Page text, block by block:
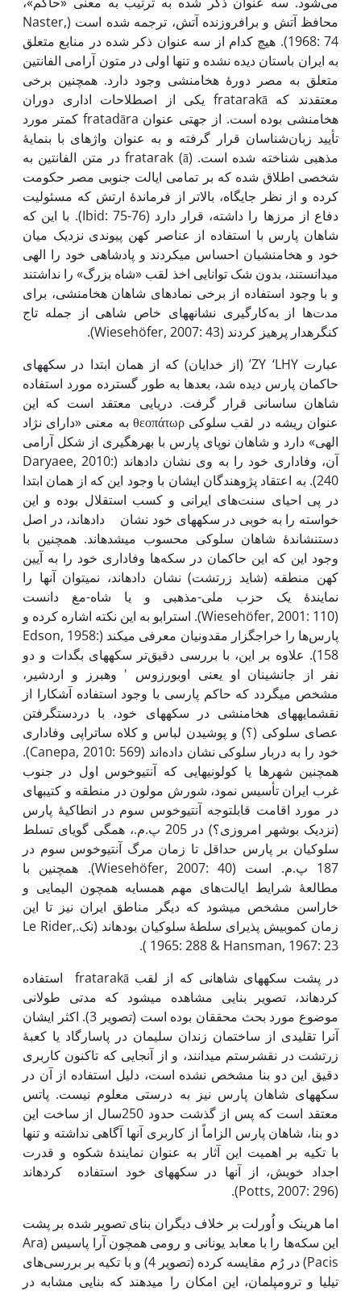
محافظ آتش و برافروزنده آتش، ترجمه شده ­است (Naster,
1968: 74). هیچ کدام از سه عنوان ذکر شده در منابع متعلق
به ایران باستان دیده نشده و تنها اولی در متون آرامی الفانتین
متعلق به مصر دورۀ هخامنشی وجود دارد. همچنین برخی
معتقدند که fratarakā یکی از اصطلاحات اداری دوران
هخامنشی بوده است. از جهتی عنوان fratadāra کمتر مورد
تأیید زبان‌شناسان قرار گرفته و به عنوان واژه­ای با بن­مایۀ
مذهبی شناخته شده است. fratarak (ā) در متن الفانتین به
شخصی اطلاق شده که بر تمامی ایالت جنوبی مصر حکومت
کرده و از نظر جایگاه، بالاتر از فرماندۀ ارتش که مسئولیت
دفاع از مرزها را داشته، قرار دارد (Ibid: 75-76). با این که
شاهان پارس با استفاده از عناصر کهن پیوندی نزدیک میان
خود و هخامنشیان احساس می­کردند و پادشاهی خود را الهی
می­دانستند، بدون شک توانایی اخذ لقب «شاه بزرگ» را نداشتند
و با وجود استفاده از برخی نمادهای شاهان هخامنشی، برای
مدت‌ها از به‌کارگیری نشانه­های خاص شاهی از جمله تاج
کنگره­دار پرهیز کردند (Wiesehöfer, 2007: 43).
عبارت ZY ‘LHY’ (از خدایان) که از همان ابتدا در سکه­های
حاکمان پارس دیده شد، بعدها به طور گسترده مورد استفاده
شاهان ساسانی قرار گرفت. دریایی معتقد است که این
عنوان ریشه در لقب سلوکی θεοπάτωρ به معنی «دارای نژاد
الهی» دارد و شاهان نوپای پارس با بهره­گیری از شکل آرامی
آن، وفاداری خود را به وی نشان داده­اند (Daryaee, 2010:
240). به اعتقاد پژوهندگان ایشان با وجود این که از همان ابتدا
در پی احیای سنت‌های ایرانی و کسب استقلال بوده و این
خواسته را به خوبی در سکه­های خود نشان داده­اند، در اصل
دست­نشاندۀ شاهان سلوکی محسوب می­شده­اند. همچنین با
وجود این که این حاکمان در سکه‌ها وفاداری خود را به آیین
کهن منطقه (شاید زرتشت) نشان داده­اند، نمی­توان آنها را
نمایندۀ یک حزب ملی-مذهبی و یا شاه-مغ دانست
(Wiesehöfer, 2001: 110). استرابو به این نکته اشاره کرده و
پارس‌ها را خراج­گزار مقدونیان معرفی می­کند (Edson, 1958:
158). علاوه بر این، با بررسی دقیق‌تر سکه­های بگدات و دو
نفر از جانشینان او یعنی اوبورزوس ' وهبرز و اردشیر،
مشخص می­گردد که حاکم پارسی با وجود استفاده آشکارا از
نقش­مایه­های هخامنشی در سکه­های خود، با در­دست­گرفتن
عصای سلوکی (؟) و پوشیدن لباس و کلاه ساتراپی وفاداری
خود را به دربار سلوکی نشان داده‌اند (Canepa, 2010: 569).
همچنین شهرها یا کولونی­هایی که آنتیوخوس اول در جنوب
غرب ایران تأسیس نمود، شورش مولون در منطقه و کتیبه­ای
در مورد اقامت قابل­توجه آنتیوخوس سوم در انطاکیۀ پارس
(نزدیک بوشهر امروزی؟) در 205 پ.م.، همگی گویای تسلط
سلوکیان بر پارس حداقل تا زمان مرگ آنتیوخوس سوم در
187 پ.م. است (Wiesehöfer, 2007: 40). همچنین با
مطالعۀ شرایط ایالت‌های مهم همسایه همچون الیمایی و
خاراسن مشخص می­شود که دیگر مناطق ایران نیز تا این
زمان کم­و­بیش پذیرای سلطۀ سلوکیان بوده­اند (نک.Le Rider,
1965: 288 & Hansman, 1967: 23 ).
در پشت سکه­های شاهانی که از لقب fratarakā استفاده
کرده­اند، تصویر بنایی مشاهده می­شود که مدتی طولانی
موضوع مورد بحث محققان بوده است (تصویر 3). اکثر ایشان
آن­را تقلیدی از ساختمان زندان سلیمان در پاسارگاد یا کعبۀ
زرتشت در نقش­رستم می­دانند، و از آنجایی که تاکنون کاربری
دقیق این دو بنا مشخص نشده است، دلیل استفاده از آن در
سکه­های شاهان پارس نیز به درستی معلوم نیست. پاتس
معتقد است که پس از گذشت حدود 250­سال از ساخت این
دو بنا، شاهان پارس الزاماً از کاربری آنها آگاهی نداشته و تنها
با تکیه بر اهمیت این آثار به عنوان نمایندۀ شکوه و قدرت
اجداد خویش، از آنها در سکه­های خود استفاده کرده­اند
(Potts, 2007: 296).
اما هرینک و اُورلت بر خلاف دیگران بنای تصویر شده بر پشت
این سکه‌ها را با معابد یونانی و رومی همچون آرا­ پاسیس (Ara
Pacis) در رُم مقایسه کرده (تصویر 4)­ و با تکیه بر بررسی‌های
تیلیا و ترومپلمان، این امکان را می­دهند که بنایی مشابه در